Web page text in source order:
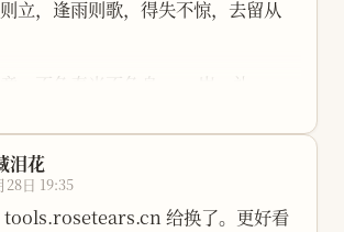
立，逢雨则歌，得失不惊，去留从
，不负春光不负身。 一岁一礼，一
漫，且行且珍重。
泪花
28日 19:35
tools.rosetears.cn 给换了。更好看